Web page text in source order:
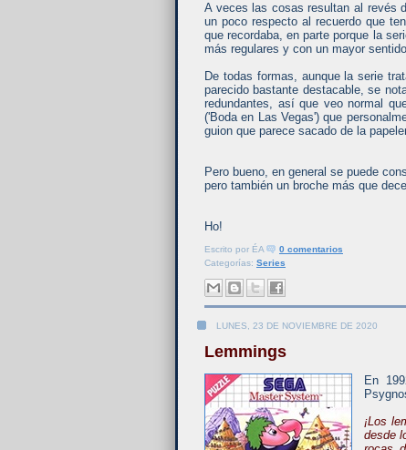
A veces las cosas resultan al revés
un poco respecto al recuerdo que
que recordaba, en parte porque la
más regulares y con un mayor
De todas formas, aunque la serie
parecido bastante destacable, se
redundantes, así que veo normal
('Boda en Las Vegas') que
guion que parece sacado de la
Pero bueno, en general se puede
pero también un broche más que
Ho!
Escrito por ÉA
0 comentarios
Categorías: Series
LUNES, 23 DE NOVIEMBRE DE 2020
Lemmings
En
¡Los
desde